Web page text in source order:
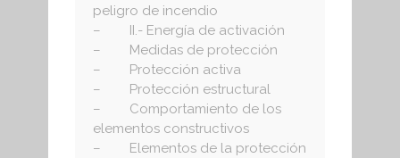
peligro de incendio
– II.- Energía de activación
– Medidas de protección
– Protección activa
– Protección estructural
– Comportamiento de los
elementos constructivos
– Elementos de la protección